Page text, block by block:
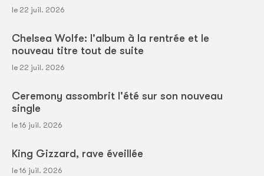
le 22 juil. 2026
Chelsea Wolfe: l'album à la rentrée et le
nouveau titre tout de suite
le 22 juil. 2026
Ceremony assombrit l'été sur son nouveau
single
le 16 juil. 2026
King Gizzard, rave éveillée
le 16 juil. 2026